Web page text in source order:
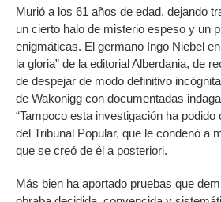
Murió a los 61 años de edad, dejando
un cierto halo de misterio espeso y un
enigmáticas. El germano Ingo Niebel
la gloria” de la editorial Alberdania, de
de despejar de modo definitivo
de Wakonigg con documentadas
“Tampoco esta investigación ha
del Tribunal Popular, que le condenó a
que se creó de él a posteriori.
Más bien ha aportado pruebas que